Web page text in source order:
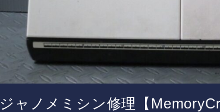
ジャノメミシン修理【